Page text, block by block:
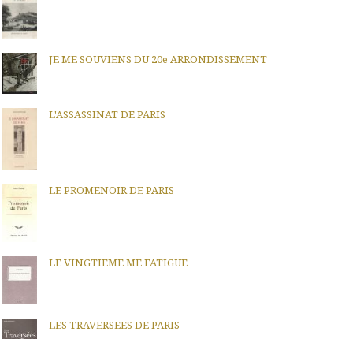
JE ME SOUVIENS DU 20e ARRONDISSEMENT
L'ASSASSINAT DE PARIS
LE PROMENOIR DE PARIS
LE VINGTIEME ME FATIGUE
LES TRAVERSEES DE PARIS